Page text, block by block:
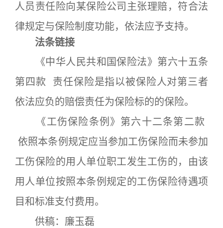
人员责任险向某保险公司主张理赔，符合法
律规定与保险制度功能，依法应予支持。
法条链接
《中华人民共和国保险法》第六十五条
第四款 责任保险是指以被保险人对第三者
依法应负的赔偿责任为保险标的的保险。
《工伤保险条例》第六十二条第二款
依照本条例规定应当参加工伤保险而未参加
工伤保险的用人单位职工发生工伤的，由该
用人单位按照本条例规定的工伤保险待遇项
目和标准支付费用。
供稿：廉玉磊